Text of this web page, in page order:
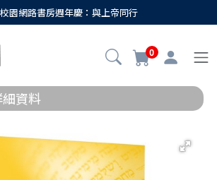
園網路書房週年慶：與上帝同行
0
資料